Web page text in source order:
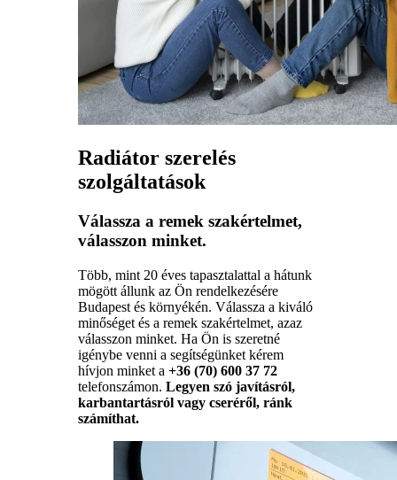
Radiátor szerelés
szolgáltatások
Válassza a remek szakértelmet,
válasszon minket.
Több, mint 20 éves tapasztalattal a hátunk
mögött állunk az Ön rendelkezésére
Budapest és környékén. Válassza a kiváló
minőséget és a remek szakértelmet, azaz
válasszon minket. Ha Ön is szeretné
igénybe venni a segítségünket kérem
hívjon minket a +36 (70) 600 37 72
telefonszámon. Legyen szó javításról,
karbantartásról vagy cseréről, ránk
számíthat.